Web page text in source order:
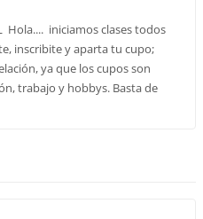
Hola.... iniciamos clases todos
inscribite y aparta tu cupo;
ya que los cupos son
trabajo y hobbys. Basta de